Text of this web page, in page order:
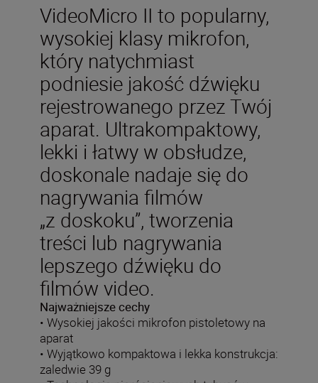
VideoMicro II to popularny,
wysokiej klasy mikrofon,
który natychmiast
podniesie jakość dźwięku
rejestrowanego przez Twój
aparat. Ultrakompaktowy,
lekki i łatwy w obsłudze,
doskonale nadaje się do
nagrywania filmów
„z doskoku”, tworzenia
treści lub nagrywania
lepszego dźwięku do
filmów video.
Najważniejsze cechy
• Wysokiej jakości mikrofon pistoletowy na
aparat
• Wyjątkowo kompaktowa i lekka konstrukcja:
zaledwie 39 g